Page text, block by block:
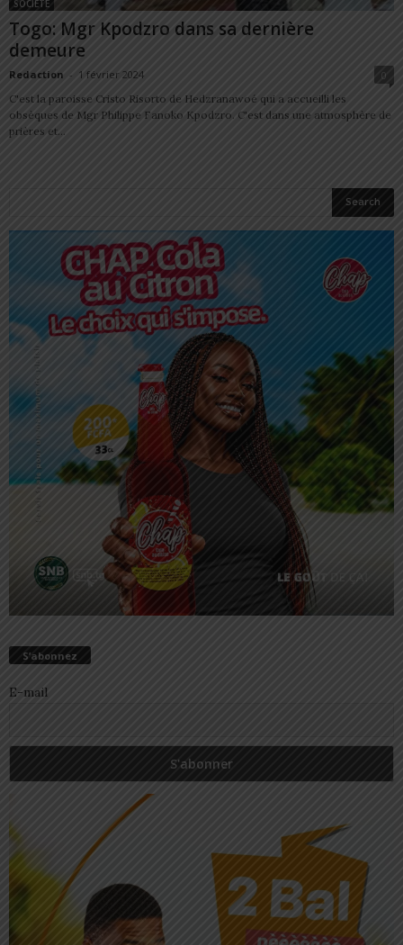
SOCIÉTÉ
Togo: Mgr Kpodzro dans sa dernière
demeure
Redaction - 1 février 2024
0
C'est la paroisse Cristo Risorto de Hedzranawoé qui a accueilli les
obsèques de Mgr Philippe Fanoko Kpodzro. C'est dans une atmosphère de
prières et...
S’abonnez
E-mail